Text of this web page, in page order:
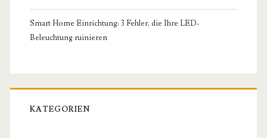
Smart Home Einrichtung: 3 Fehler, die Ihre LED-
Beleuchtung ruinieren
KATEGORIEN